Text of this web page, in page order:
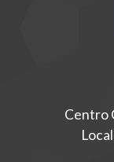
Centro